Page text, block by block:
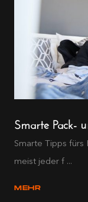
Smarte Pack-
Smarte Tipps
meist jeder f ...
MEHR